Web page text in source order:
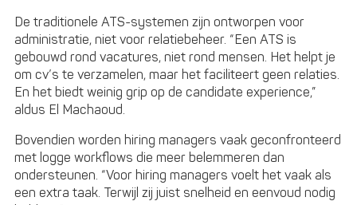
De traditionele ATS-systemen zijn ontworpen voor
administratie, niet voor relatiebeheer. “Een ATS is
gebouwd rond vacatures, niet rond mensen. Het helpt je
om cv’s te verzamelen, maar het faciliteert geen relaties.
En het biedt weinig grip op de candidate experience,”
aldus El Machaoud.
Bovendien worden hiring managers vaak geconfronteerd
met logge workflows die meer belemmeren dan
ondersteunen. “Voor hiring managers voelt het vaak als
een extra taak. Terwijl zij juist snelheid en eenvoud nodig